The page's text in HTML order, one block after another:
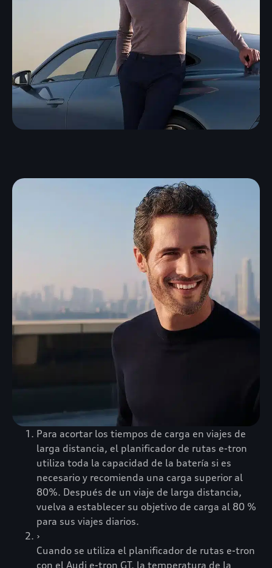
Para acortar los tiempos de carga en viajes de
larga distancia, el planificador de rutas e-tron
utiliza toda la capacidad de la batería si es
necesario y recomienda una carga superior al
80%. Después de un viaje de larga distancia,
vuelva a establecer su objetivo de carga al 80 %
para sus viajes diarios.
›
Cuando se utiliza el planificador de rutas e-tron
con el Audi e-tron GT, la temperatura de la